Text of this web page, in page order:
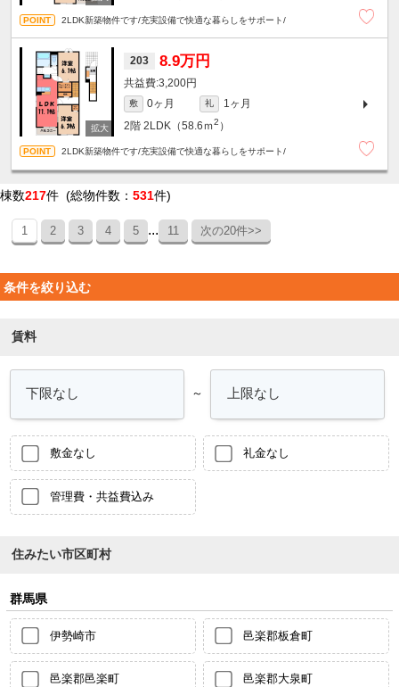
2LDK新築物件です/充実設備で快適な暮らしをサポート/
203 8.9万円
3,200円
敷 0ヶ月 礼
1ヶ月
2階 2LDK（58.6ｍ2 ）
2LDK新築物件です/充実設備で快適な暮らしをサポート/
棟数217件 (総物件数： 531件)
1 2 3 4 5 ... 11 次の20件>>
条件を絞り込む
賃料
～
敷金なし 礼金なし
管理費・共益費込み
住みたい市区町村
群馬県
伊勢崎市 邑楽郡板倉町
邑楽郡邑楽町 邑楽郡大泉町